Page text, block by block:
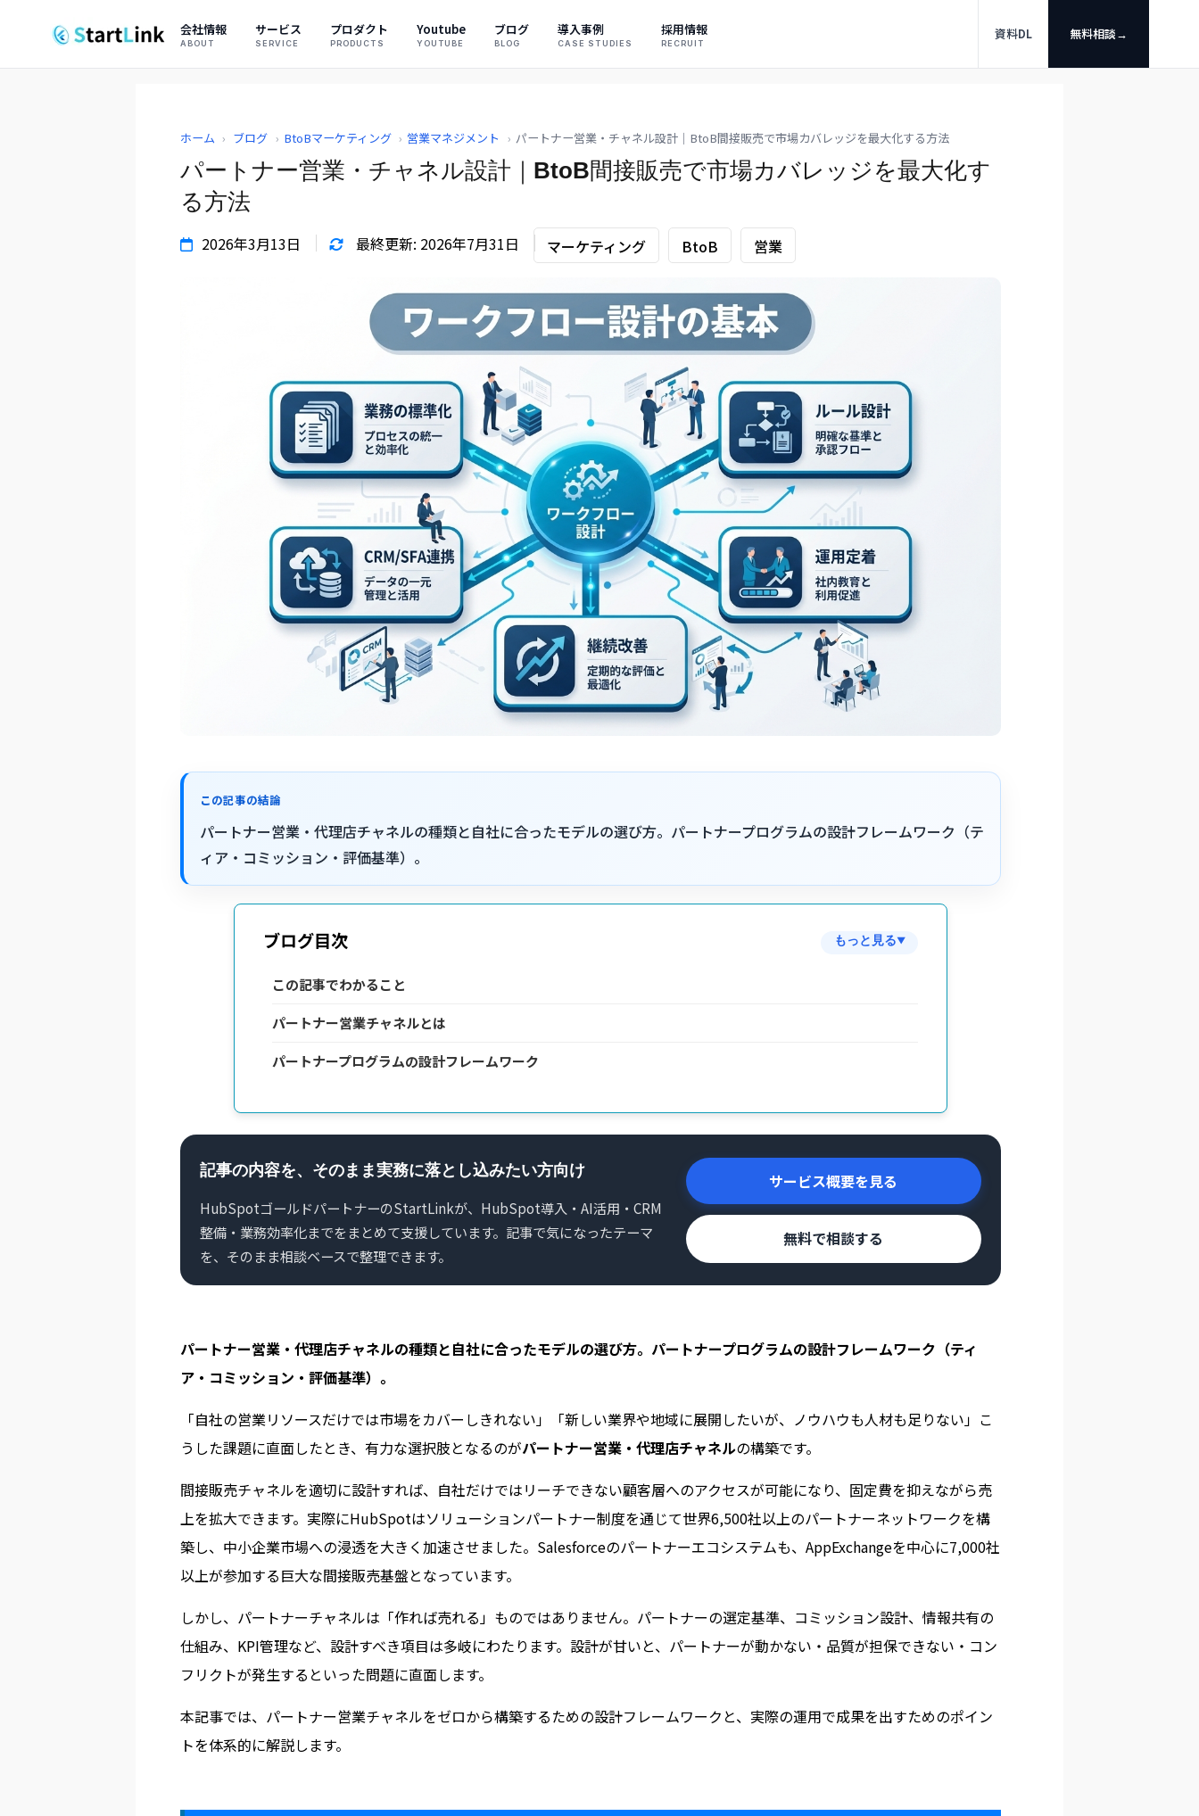
会社情報
ABOUT
サービス
SERVICE
プロダクト
PRODUCTS
Youtube
YOUTUBE
ブログ
BLOG
導入事例
CASE STUDIES
採用情報
RECRUIT
資料DL 無料相談→
ホーム › ブログ › BtoBマーケティング › 営業マネジメント › パートナー営業・チャネル設計｜BtoB間接販売で市場カバレッジを最大化する方法
パートナー営業・チャネル設計｜BtoB間接販売で市場カバレッジを最大化す
る方法
2026年3月13日 最終更新: 2026年7月31日 マーケティング BtoB 営業
この記事の結論
パートナー営業・代理店チャネルの種類と自社に合ったモデルの選び方。パートナープログラムの設計フレームワーク（テ
ィア・コミッション・評価基準）。
ブログ目次 もっと見る▼
この記事でわかること
パートナー営業チャネルとは
パートナープログラムの設計フレームワーク
記事の内容を、そのまま実務に落とし込みたい方向け
HubSpotゴールドパートナーのStartLinkが、HubSpot導入・AI活用・CRM
整備・業務効率化までをまとめて支援しています。記事で気になったテーマ
を、そのまま相談ベースで整理できます。
サービス概要を見る
無料で相談する
パートナー営業・代理店チャネルの種類と自社に合ったモデルの選び方。パートナープログラムの設計フレームワーク（ティ
ア・コミッション・評価基準）。
「自社の営業リソースだけでは市場をカバーしきれない」「新しい業界や地域に展開したいが、ノウハウも人材も足りない」――こ
うした課題に直面したとき、有力な選択肢となるのがパートナー営業・代理店チャネルの構築です。
間接販売チャネルを適切に設計すれば、自社だけではリーチできない顧客層へのアクセスが可能になり、固定費を抑えながら売
上を拡大できます。実際にHubSpotはソリューションパートナー制度を通じて世界6,500社以上のパートナーネットワークを構
築し、中小企業市場への浸透を大きく加速させました。Salesforceのパートナーエコシステムも、AppExchangeを中心に7,000社
以上が参加する巨大な間接販売基盤となっています。
しかし、パートナーチャネルは「作れば売れる」ものではありません。パートナーの選定基準、コミッション設計、情報共有の
仕組み、KPI管理など、設計すべき項目は多岐にわたります。設計が甘いと、パートナーが動かない・品質が担保できない・コン
フリクトが発生するといった問題に直面します。
本記事では、パートナー営業チャネルをゼロから構築するための設計フレームワークと、実際の運用で成果を出すためのポイン
トを体系的に解説します。